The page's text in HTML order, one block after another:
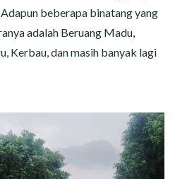
beberapa binatang yang
adalah Beruang Madu,
Kerbau, dan masih banyak lagi